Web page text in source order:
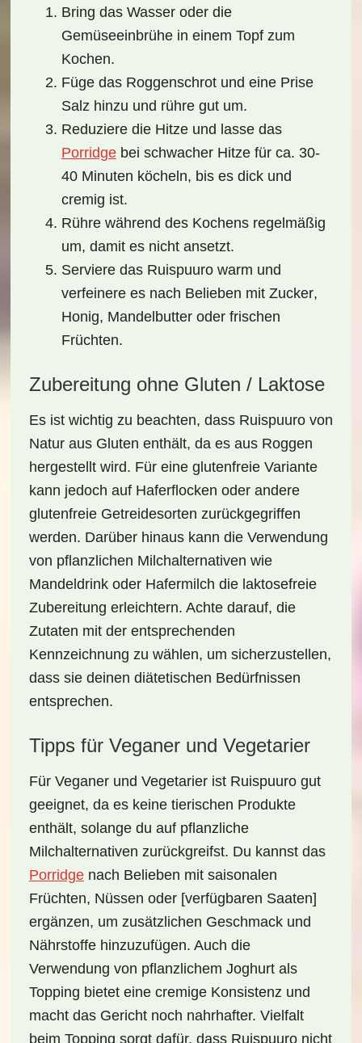
Bring das Wasseroder die
Gemüseeinbrühein einem Topf zum
Kochen.
Füge das Roggenschrotund eine Prise
Salzhinzu und rühre gut um.
Reduziere die Hitze und lasse das
Porridgebei schwacher Hitze für ca. 30-
40 Minuten köcheln, bis es dick und
cremig ist.
Rühre während des Kochens regelmäßig
um, damit es nicht ansetzt.
Serviere das Ruispuuro warm und
verfeinere es nach Belieben mit Zucker,
Honig, Mandelbutteroder frischen
Früchten.
Zubereitung ohne Gluten / Laktose
Es ist wichtig zu beachten, dass Ruispuurovon
Natur aus Gluten enthält, da es aus Roggen
hergestellt wird. Für eine glutenfreie Variante
kann jedoch auf Haferflocken oder andere
glutenfreie Getreidesorten zurückgegriffen
werden. Darüber hinaus kann die Verwendung
von pflanzlichen Milchalternativen wie
Mandeldrink oder Hafermilch die laktosefreie
Zubereitung erleichtern. Achte darauf, die
Zutaten mit der entsprechenden
Kennzeichnung zu wählen, um sicherzustellen,
dass sie deinen diätetischen Bedürfnissen
entsprechen.
Tipps für Veganer und Vegetarier
Für Veganerund Vegetarierist Ruispuuro gut
geeignet, da es keine tierischen Produkte
enthält, solange du auf pflanzliche
Milchalternativen zurückgreifst. Du kannst das
Porridgenach Belieben mit saisonalen
Früchten, Nüssen oder [verfügbaren Saaten]
ergänzen, um zusätzlichen Geschmack und
Nährstoffe hinzuzufügen. Auch die
Verwendung von pflanzlichem Joghurtals
Topping bietet eine cremige Konsistenz und
macht das Gericht noch nahrhafter. Vielfalt
beim Topping sorgt dafür, dass Ruispuuro nicht